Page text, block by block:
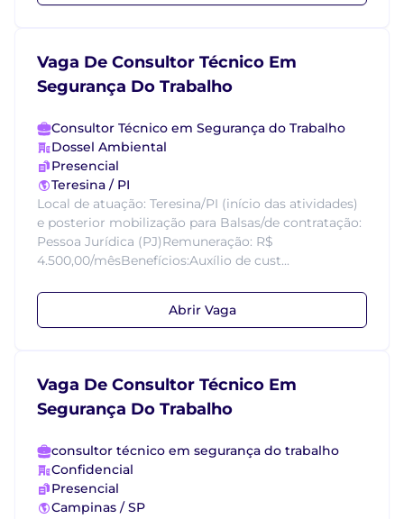
Vaga De Consultor Técnico Em
Segurança Do Trabalho
Consultor Técnico em Segurança do Trabalho
Dossel Ambiental
Presencial
Teresina / PI
Local de atuação: Teresina/PI (início das atividades)
e posterior mobilização para Balsas/de contratação:
Pessoa Jurídica (PJ)Remuneração: R$
4.500,00/mêsBenefícios:Auxílio de cust...
Abrir Vaga
Vaga De Consultor Técnico Em
Segurança Do Trabalho
consultor técnico em segurança do trabalho
Confidencial
Presencial
Campinas / SP